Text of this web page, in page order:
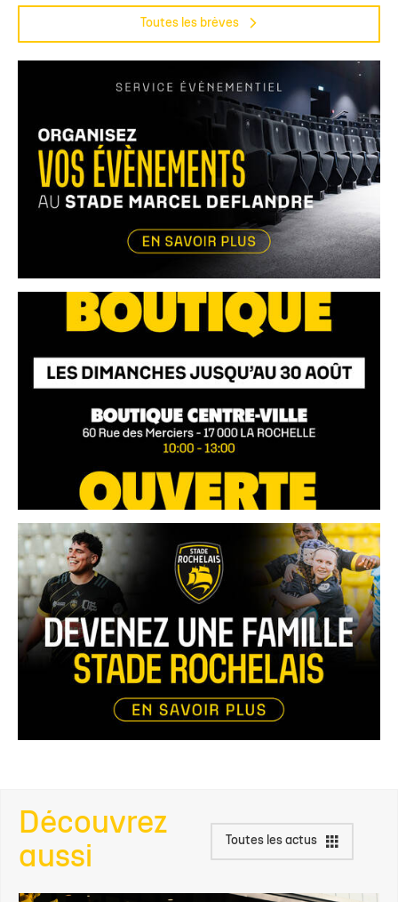
Toutes les brèves
Découvrez
aussi
Toutes les actus